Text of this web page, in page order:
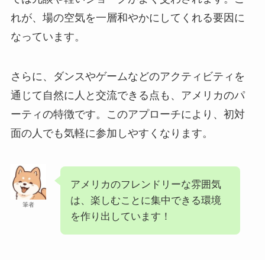
れが、場の空気を一層和やかにしてくれる要因に
なっています。
さらに、ダンスやゲームなどのアクティビティを
通じて自然に人と交流できる点も、アメリカのパ
ーティの特徴です。このアプローチにより、初対
面の人でも気軽に参加しやすくなります。
筆者
アメリカのフレンドリーな雰囲気
は、楽しむことに集中できる環境
を作り出しています！